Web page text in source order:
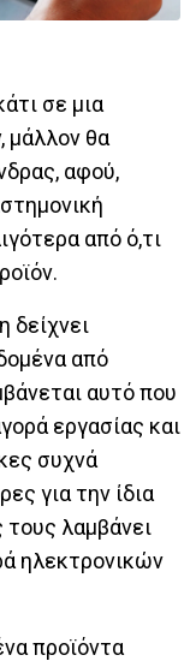
σε μια
μάλλον θα
αφού,
από ό,τι
δείχνει
από
αυτό που
εργασίας και
συχνά
για την ίδια
τους λαμβάνει
ηλεκτρονικών
προϊόντα